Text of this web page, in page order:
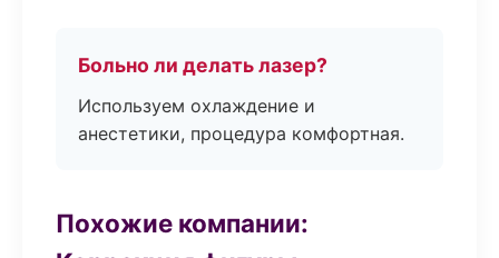
Больно ли делать лазер?
Используем охлаждение и
анестетики, процедура комфортная.
Похожие компании: